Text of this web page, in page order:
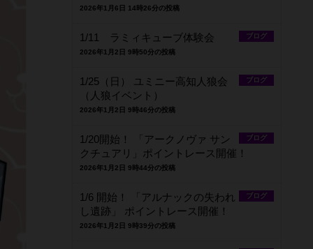
2026年1月6日 14時26分の投稿
ブログ
1/11 ラミィキューブ体験会
2026年1月2日 9時50分の投稿
ブログ
1/25（日） ユミニー高知人狼会
（人狼イベント）
2026年1月2日 9時46分の投稿
ブログ
1/20開始！ 「アークノヴァ サン
クチュアリ」ポイントレース開催！
2026年1月2日 9時44分の投稿
ブログ
1/6 開始！ 「アルナックの失われ
し遺跡」 ポイントレース開催！
2026年1月2日 9時39分の投稿